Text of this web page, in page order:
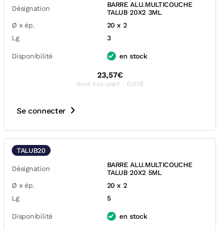
Désignation
BARRE ALU.MULTICOUCHE
TALUB 20X2 3ML
Ø x ép.
20 x 2
Lg
3
Disponibilité en stock
23,57€
dont éco-part. : 0,07€
Se connecter
TALUB20
Désignation
BARRE ALU.MULTICOUCHE
TALUB 20X2 5ML
Ø x ép.
20 x 2
Lg
5
Disponibilité en stock